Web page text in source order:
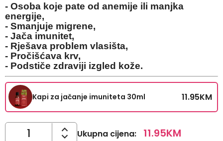
- Osoba koje pate od anemije ili manjka
energije,
- Smanjuje migrene,
- Jača imunitet,
- Rješava problem vlasišta,
- Pročišćava krv,
- Podstiče zdraviji izgled kože.
Kapi za jačanje imuniteta 30ml 11.95KM
Ukupna cijena: 11.95KM